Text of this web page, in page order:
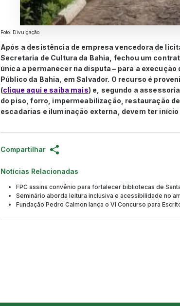
Foto: Divulgação
Após a desistência de empresa vencedora de
Secretaria de Cultura da Bahia, fechou um
única a permanecer na disputa – para a
Público da Bahia, em Salvador. O recurso é
(clique aqui e saiba mais) e, segundo a
do piso, forro, impermeabilização, restauração
escadarias e iluminação externa, devem ter início
Compartilhar
Notícias Relacionadas
FPC assina convênio para fortalecer bibliotecas de
Seminário aborda leitura inclusiva e acessibilidade no
Fundação Pedro Calmon lança o VI Concurso para